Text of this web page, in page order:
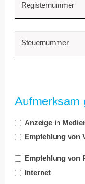
Registernummer
Steuernummer
Aufmerksam
Anzeige in
Empfehlung von
Empfehlung von
Internet